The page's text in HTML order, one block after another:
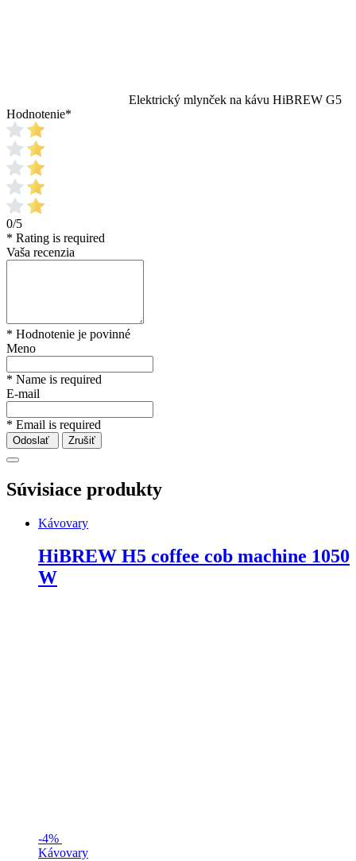
Elektrický mlynček na kávu HiBREW G5
Hodnotenie*
0/5
* Rating is required
Vaša recenzia
* Hodnotenie je povinné
Meno
* Name is required
E-mail
* Email is required
Odoslať Zrušiť
Súvisiace produkty
Kávovary
HiBREW H5 coffee cob machine 1050
W
-4%
Kávovary